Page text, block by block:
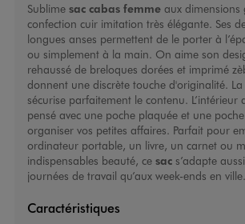
Sublime sac cabas femmeaux dimensions
confection cuir imitation très élégante. Ses
longues anses permettent de le porter à
ou simplement à la main. On aime son
rehaussé de breloques dorées et imprimé
donnent une discrète touche d'originalité.
sécurise parfaitement le contenu. L’intérieur
pensé avec une poche plaquée et une
organiser vos petites affaires. Parfait pour
ordinateur portable, un livre, un carnet ou
indispensables beauté, ce sacs’adapte
journées de travail qu’aux week-ends en ville.
Caractéristiques